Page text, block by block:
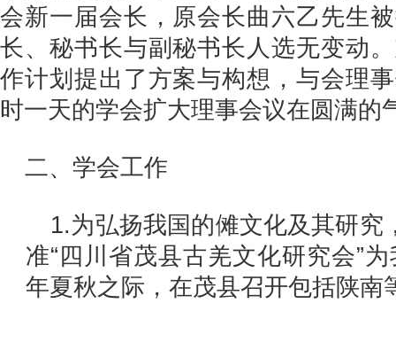
会新一届会长，原会长曲六乙先生
长、秘书长与副秘书长人选无变动
作计划提出了方案与构想，与会理
时一天的学会扩大理事会议在圆满的
二、学会工作
1.为弘扬我国的傩文化及其研
准“四川省茂县古羌文化研究会”
年夏秋之际，在茂县召开包括陕南